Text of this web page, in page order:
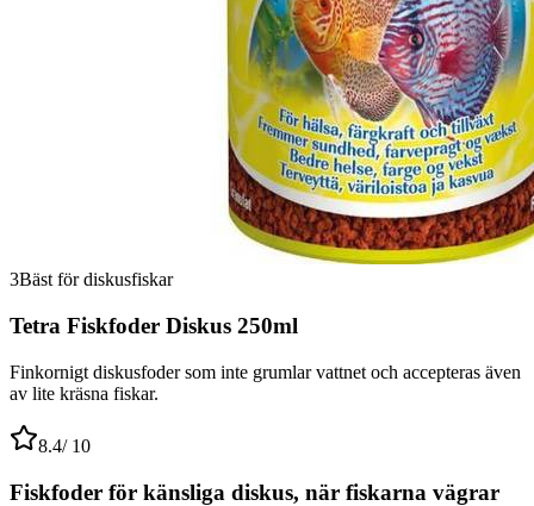
3Bäst för diskusfiskar
Tetra Fiskfoder Diskus 250ml
Finkornigt diskusfoder som inte grumlar vattnet och accepteras även
av lite kräsna fiskar.
8.4/ 10
Fiskfoder för känsliga diskus, när fiskarna vägrar